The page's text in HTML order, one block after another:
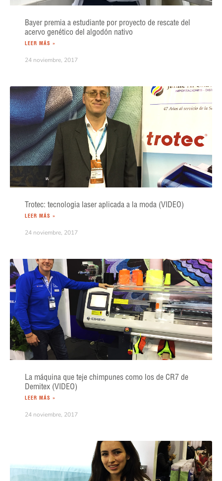
Bayer premia a estudiante por proyecto de rescate del
acervo genético del algodón nativo
LEER MÁS »
24 noviembre, 2017
Trotec: tecnologia laser aplicada a la moda (VIDEO)
LEER MÁS »
24 noviembre, 2017
La máquina que teje chimpunes como los de CR7 de
Demitex (VIDEO)
LEER MÁS »
24 noviembre, 2017